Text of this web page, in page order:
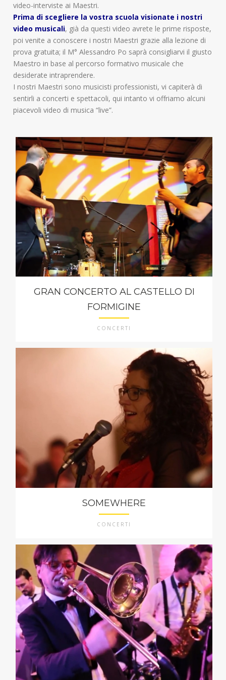
video-interviste ai Maestri.
Prima di scegliere la vostra scuola visionate i nostri
video musicali, già da questi video avrete le prime risposte,
poi venite a conoscere i nostri Maestri grazie alla lezione di
prova gratuita; il M° Alessandro Po saprà consigliarvi il giusto
Maestro in base al percorso formativo musicale che
desiderate intraprendere.
I nostri Maestri sono musicisti professionisti, vi capiterà di
sentirli a concerti e spettacoli, qui intanto vi offriamo alcuni
piacevoli video di musica “live”.
GRAN CONCERTO AL CASTELLO DI
FORMIGINE
CONCERTI
SOMEWHERE
CONCERTI